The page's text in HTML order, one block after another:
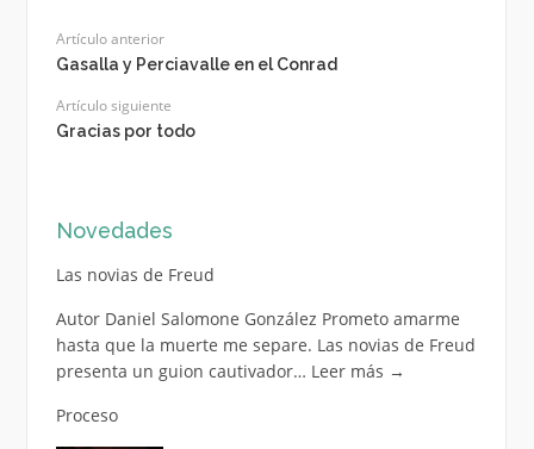
Artículo anterior
Gasalla y Perciavalle en el Conrad
Artículo siguiente
Gracias por todo
Novedades
Las novias de Freud
Autor Daniel Salomone González Prometo amarme
hasta que la muerte me separe. Las novias de Freud
presenta un guion cautivador… Leer más →
Proceso